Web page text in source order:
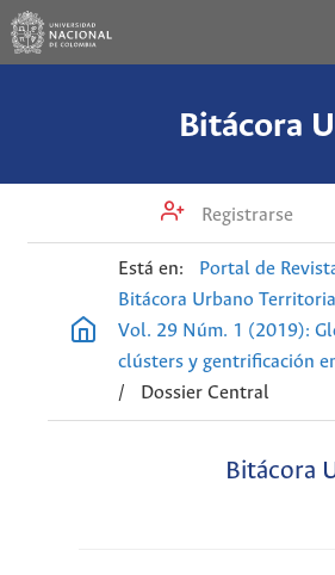
Bitácora
Registrarse
Está en: Portal de
Bitácora Urbano
Vol. 29 Núm. 1 (2019):
clústers y gentrificación
/
Dossier Central
Bitácora